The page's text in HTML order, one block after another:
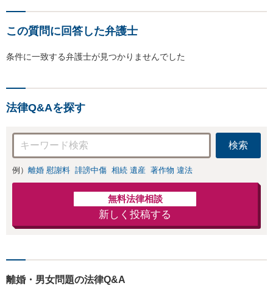
この質問に回答した弁護士
条件に一致する弁護士が見つかりませんでした
法律Q&Aを探す
検索
例） 離婚 慰謝料 誹謗中傷 相続 遺産 著作物 違法
無料法律相談
新しく投稿する
離婚・男女問題の法律Q&A